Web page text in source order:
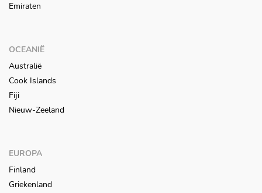
Emiraten
OCEANIË
Australië
Cook Islands
Fiji
Nieuw-Zeeland
EUROPA
Finland
Griekenland